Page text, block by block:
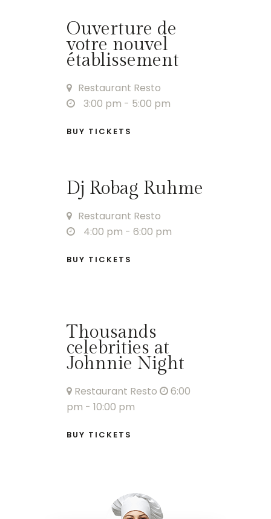
Ouverture de
votre nouvel
établissement
Restaurant Resto
3:00 pm - 5:00 pm
BUY TICKETS
Dj Robag Ruhme
Restaurant Resto
4:00 pm - 6:00 pm
BUY TICKETS
Thousands
celebrities at
Johnnie Night
Restaurant Resto
6:00
pm - 10:00 pm
BUY TICKETS